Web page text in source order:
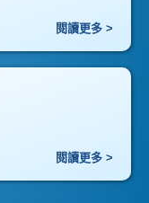
閱讀更多 >
閱讀更多 >